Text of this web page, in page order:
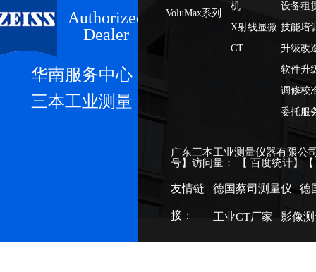
Authorized
Dealer
华南服务中心
三本工业测量
VoluMax系列
机
X射线显微
CT
设备租
技能培
升级改
软件升
调修校
委托服
广东三本工业测量仪器有限
号】访问量： 【百度统计】
友情链
接：
德国蔡司测量仪 德
工业CT厂家 影像